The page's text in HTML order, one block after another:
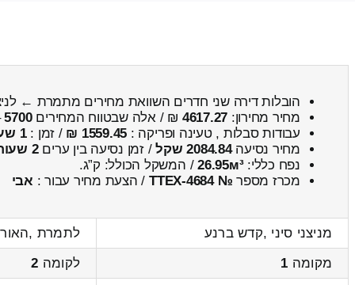
הובלות דירה שני חדרים השוואת מחירים מתמרת ←
מחיר מחירון: 4617.27 ₪ / אלה שבטווח המחירים5700
עבודות סבלות , טעינה ופריקה : 1559.45 ₪ / זמן :1 שעות 1 דקות
מחיר נסיעה2084.84 שקל / זמן נסיעה בין ערים2 שעות , 48 דקות
נפח כללי:26.95м³/ המשקל הכולל: ק”ג.
מכרז מספר № TTEX-4684 / הצעת מחיר עבור : אבי
מניצני סיני ,קדש ברנע
לתמרת
מקומה 1 לקומה 2